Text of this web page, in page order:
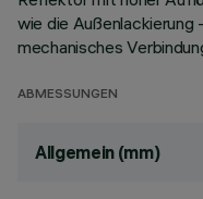
wie die
mechanisches
ABMESSUNGEN
Allgemein (mm)